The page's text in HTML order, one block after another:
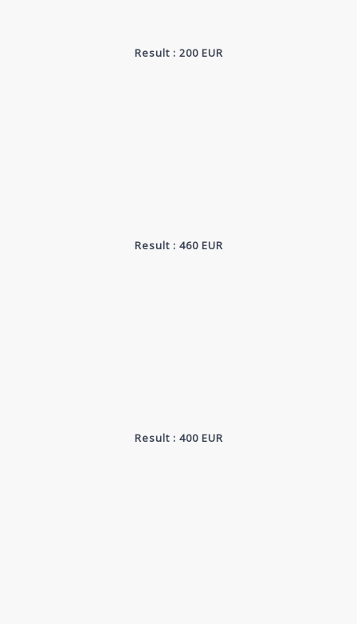
Result : 200 EUR
Result : 460 EUR
Result : 400 EUR